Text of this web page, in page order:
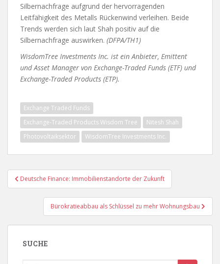
Silbernachfrage aufgrund der hervorragenden
Leitfähigkeit des Metalls Rückenwind verleihen. Beide
Trends werden sich laut Shah positiv auf die
Silbernachfrage auswirken. (DFPA/TH1)
WisdomTree Investments Inc. ist ein Anbieter, Emittent
und Asset Manager von Exchange-Traded Funds (ETF) und
Exchange-Traded Products (ETP).
Exchange Traded Funds
Exchange-Traded Products Wisdom Tree
Nitesh Shah
Photovoltaiksektor
WisdomTree Investments Inc.
Beitragsnavigation
Deutsche Finance: Immobilienstandorte der Zukunft
Bürokratieabbau als Schlüssel zu mehr Wohnungsbau
SUCHE